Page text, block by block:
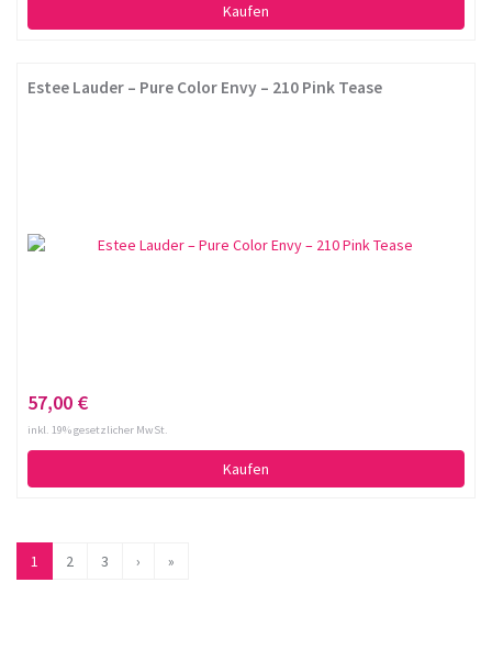
Kaufen
Estee Lauder – Pure Color Envy – 210 Pink Tease
57,00 €
inkl. 19% gesetzlicher MwSt.
Kaufen
1 2 3 › »